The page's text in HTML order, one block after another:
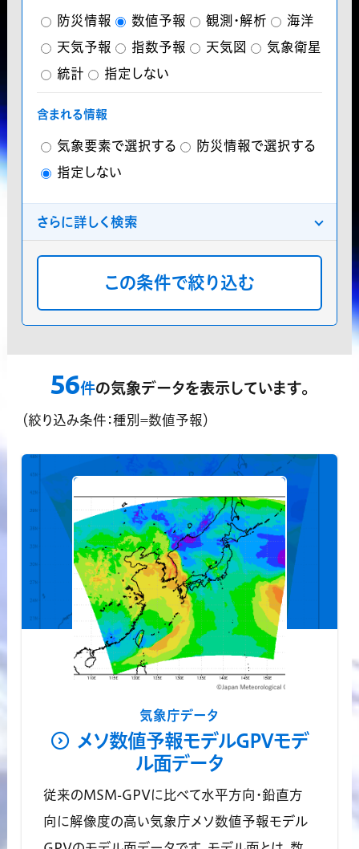
防災情報 数値予報 観測・解析
海洋
天気予報
指数予報 天気図
気象衛星
統計
指定しない
含まれる情報
気象要素で選択する
防災情報で選択する
指定しない
さらに詳しく検索
分類
プレミアム気象データ 気象庁データ
分布
領域指定機能
56件の気象データを表示しています。
（絞り込み条件：種別=数値予報）
気象庁データ
メソ数値予報モデルGPVモデ
ル面データ
従来のMSM-GPVに比べて水平方向・鉛直方
向に解像度の高い気象庁メソ数値予報モデル